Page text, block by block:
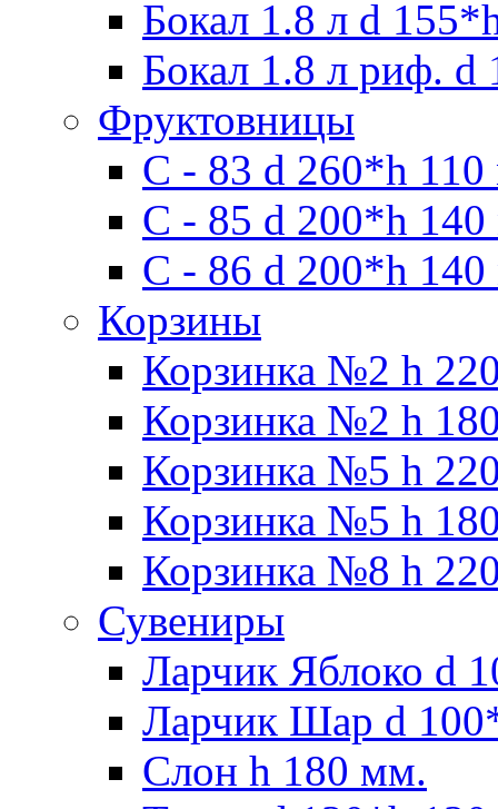
Бокал 1.8 л d
Бокал 1.8 л риф.
Фруктовницы
С - 83 d 260*h
С - 85 d 200*h
С - 86 d 200*h
Корзины
Корзинка №2 h
Корзинка №2 h
Корзинка №5 h
Корзинка №5 h
Корзинка №8 h
Сувениры
Ларчик Яблоко d
Ларчик Шар d
Слон h 180 мм.